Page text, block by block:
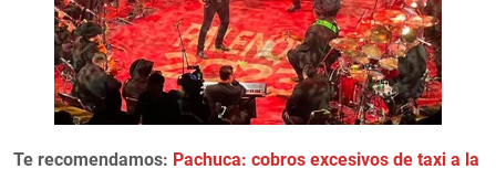
Te recomendamos: Pachuca: cobros excesivos de taxi a la